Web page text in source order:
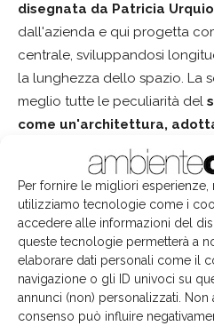
Per fornire le migliori esperienze,
utilizziamo tecnologie come i
accedere alle informazioni del
queste tecnologie permetterà a
elaborare dati personali come il
navigazione o gli ID univoci su
annunci (non) personalizzati. Non
consenso può influire
disegnata da Patricia
dall'azienda e qui progetta
centrale, sviluppandosi
la lunghezza dello spazio. La
meglio tutte le peculiarità del
come un'architettura,
metallica che genera
articolate.